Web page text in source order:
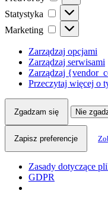
Statystyka Statystyka
Marketing Marketing
Zarządzaj opcjami
Zarządzaj serwisami
Zarządzaj
Przeczytaj więcej o
Zgadzam się Nie
Zapisz preferencje
Zasady dotyczące
GDPR